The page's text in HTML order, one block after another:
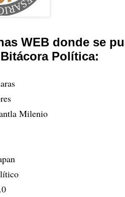
WEB donde se
Política:
Milenio